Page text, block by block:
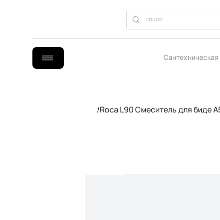
/Roca L90 Смеситель для биде